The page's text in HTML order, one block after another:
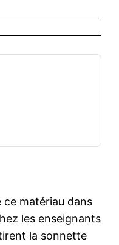
ce matériau dans
les enseignants
la sonnette